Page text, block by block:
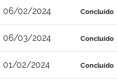
06/02/2024 Concluído
06/03/2024 Concluído
01/02/2024 Concluído